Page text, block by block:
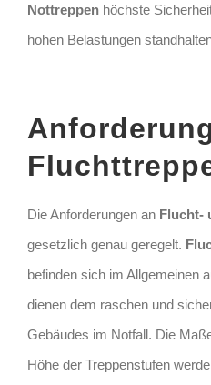
Nottreppen höchste
hohen Belastungen
Die Anforderungen an Flucht-
gesetzlich genau geregelt.
befinden sich im Allgemeinen
dienen dem raschen und
Gebäudes im Notfall. Die
Höhe der Treppenstufen